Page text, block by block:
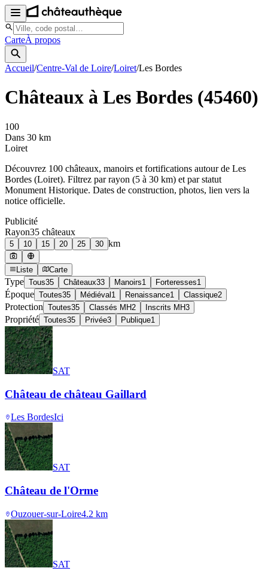
CarteÀ propos
Accueil/Centre-Val de Loire/Loiret/Les Bordes
Châteaux à Les Bordes (45460)
100
Dans 30 km
Loiret
Découvrez 100 châteaux, manoirs et fortifications autour de Les
Bordes (Loiret). Filtrez par rayon (5 à 30 km) et par statut
Monument Historique. Dates de construction, photos, lien vers la
notice officielle.
Publicité
Rayon35 châteaux
5 10 15 20 25 30 km
Liste Carte
Type Tous35 Châteaux33 Manoirs1 Forteresses1
Époque Toutes35 Médiéval 1 Renaissance1 Classique2
Protection Toutes35 Classés MH2 Inscrits MH3
Propriété Toutes35 Privée3 Publique1
SAT
Château de château Gaillard
Les BordesIci
SAT
Château de l'Orme
Ouzouer-sur-Loire4.2 km
SAT